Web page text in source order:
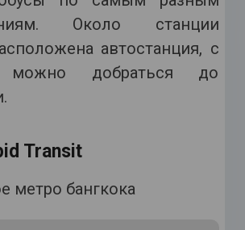
Около станции
автостанция, с
можно добраться до
Transit